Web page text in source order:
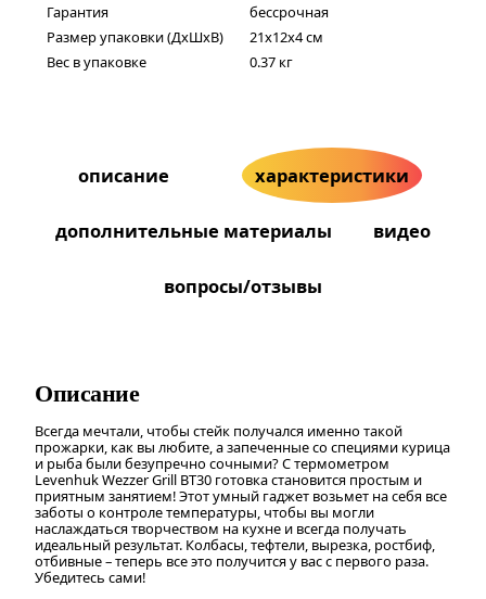
Гарантия
бессрочная
Размер упаковки (ДxШxВ)
21x12x4 см
Вес в упаковке
0.37 кг
описание характеристики
дополнительные материалы видео
вопросы/отзывы
Описание
Всегда мечтали, чтобы стейк получался именно такой
прожарки, как вы любите, а запеченные со специями курица
и рыба были безупречно сочными? С термометром
Levenhuk Wezzer Grill BT30 готовка становится простым и
приятным занятием! Этот умный гаджет возьмет на себя все
заботы о контроле температуры, чтобы вы могли
наслаждаться творчеством на кухне и всегда получать
идеальный результат. Колбасы, тефтели, вырезка, ростбиф,
отбивные – теперь все это получится у вас с первого раза.
Убедитесь сами!